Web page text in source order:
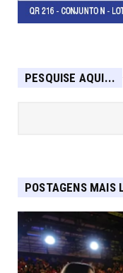
PESQUISE AQUI...
POSTAGENS MAIS